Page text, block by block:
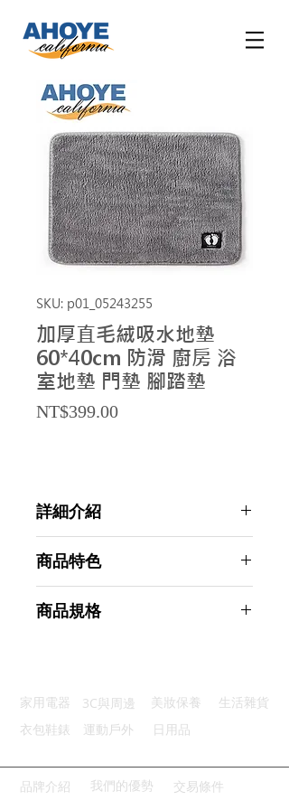
SKU: p01_05243255
加厚直毛絨吸水地墊
60*40cm 防滑 廚房 浴
室地墊 門墊 腳踏墊
NT$399.00Price
詳細介紹
商品特色
蓬松舒適：加密加厚軟毛柔軟舒適
商品規格
商品型號：p01_05243255
主要材質：滌綸
商品重量(g)：300
產地名稱：中國大陸
家用電器 3C與周邊 美妝保養
生活雜貨
衣包鞋錶
運動戶外 日用品
品牌介紹 我們的優勢 交易條件